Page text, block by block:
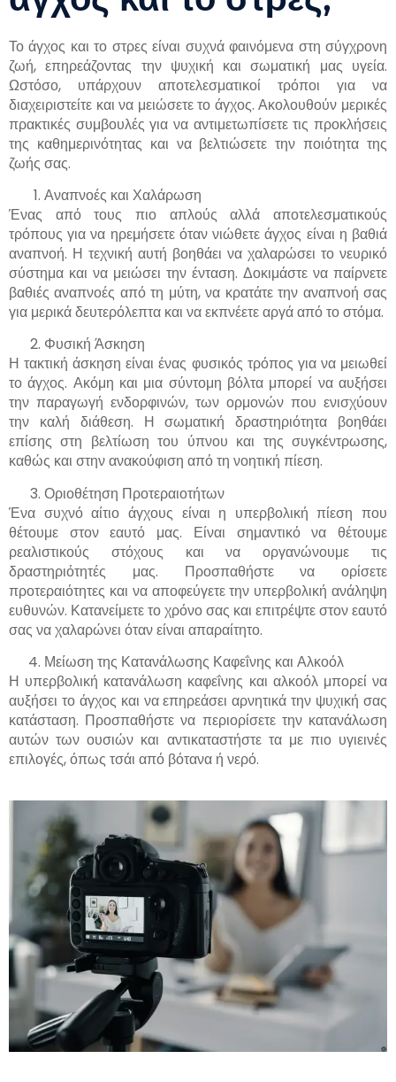
Το άγχος και το στρες είναι συχνά φαινόμενα στη σύγχρονη
ζωή, επηρεάζοντας την ψυχική και σωματική μας υγεία.
Ωστόσο, υπάρχουν αποτελεσματικοί τρόποι για να
διαχειριστείτε και να μειώσετε το άγχος. Ακολουθούν μερικές
πρακτικές συμβουλές για να αντιμετωπίσετε τις προκλήσεις
της καθημερινότητας και να βελτιώσετε την ποιότητα της
ζωής σας.
Αναπνοές και Χαλάρωση
Ένας από τους πιο απλούς αλλά αποτελεσματικούς
τρόπους για να ηρεμήσετε όταν νιώθετε άγχος είναι η βαθιά
αναπνοή. Η τεχνική αυτή βοηθάει να χαλαρώσει το νευρικό
σύστημα και να μειώσει την ένταση. Δοκιμάστε να παίρνετε
βαθιές αναπνοές από τη μύτη, να κρατάτε την αναπνοή σας
για μερικά δευτερόλεπτα και να εκπνέετε αργά από το στόμα.
Φυσική Άσκηση
Η τακτική άσκηση είναι ένας φυσικός τρόπος για να μειωθεί
το άγχος. Ακόμη και μια σύντομη βόλτα μπορεί να αυξήσει
την παραγωγή ενδορφινών, των ορμονών που ενισχύουν
την καλή διάθεση. Η σωματική δραστηριότητα βοηθάει
επίσης στη βελτίωση του ύπνου και της συγκέντρωσης,
καθώς και στην ανακούφιση από τη νοητική πίεση.
Οριοθέτηση Προτεραιοτήτων
Ένα συχνό αίτιο άγχους είναι η υπερβολική πίεση που
θέτουμε στον εαυτό μας. Είναι σημαντικό να θέτουμε
ρεαλιστικούς στόχους και να οργανώνουμε τις
δραστηριότητές μας. Προσπαθήστε να ορίσετε
προτεραιότητες και να αποφεύγετε την υπερβολική ανάληψη
ευθυνών. Κατανείμετε το χρόνο σας και επιτρέψτε στον εαυτό
σας να χαλαρώνει όταν είναι απαραίτητο.
Μείωση της Κατανάλωσης Καφεΐνης και Αλκοόλ
Η υπερβολική κατανάλωση καφεΐνης και αλκοόλ μπορεί να
αυξήσει το άγχος και να επηρεάσει αρνητικά την ψυχική σας
κατάσταση. Προσπαθήστε να περιορίσετε την κατανάλωση
αυτών των ουσιών και αντικαταστήστε τα με πιο υγιεινές
επιλογές, όπως τσάι από βότανα ή νερό.